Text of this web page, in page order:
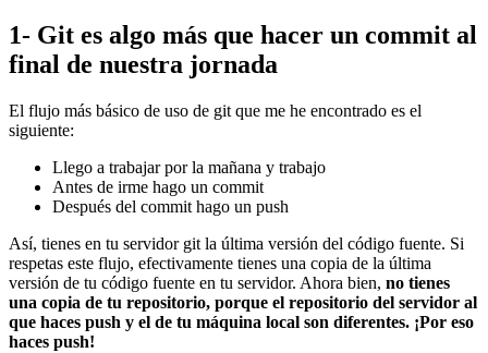
1- Git es algo más que hacer un commit al
final de nuestra jornada
El flujo más básico de uso de git que me he encontrado es el
siguiente:
Llego a trabajar por la mañana y trabajo
Antes de irme hago un commit
Después del commit hago un push
Así, tienes en tu servidor git la última versión del código fuente. Si
respetas este flujo, efectivamente tienes una copia de la última
versión de tu código fuente en tu servidor. Ahora bien, no tienes
una copia de tu repositorio, porque el repositorio del servidor al
que haces push y el de tu máquina local son diferentes. ¡Por eso
haces push!